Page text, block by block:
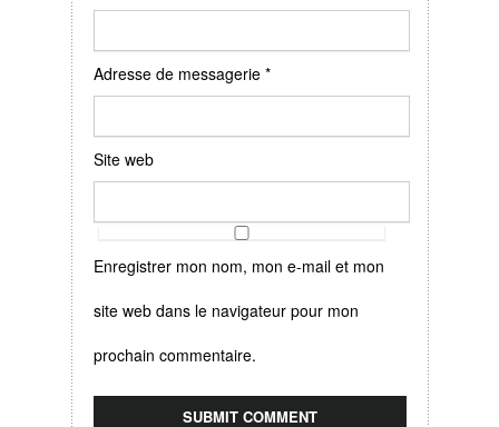
Adresse de messagerie *
Site web
Enregistrer mon nom, mon e-mail et mon
site web dans le navigateur pour mon
prochain commentaire.